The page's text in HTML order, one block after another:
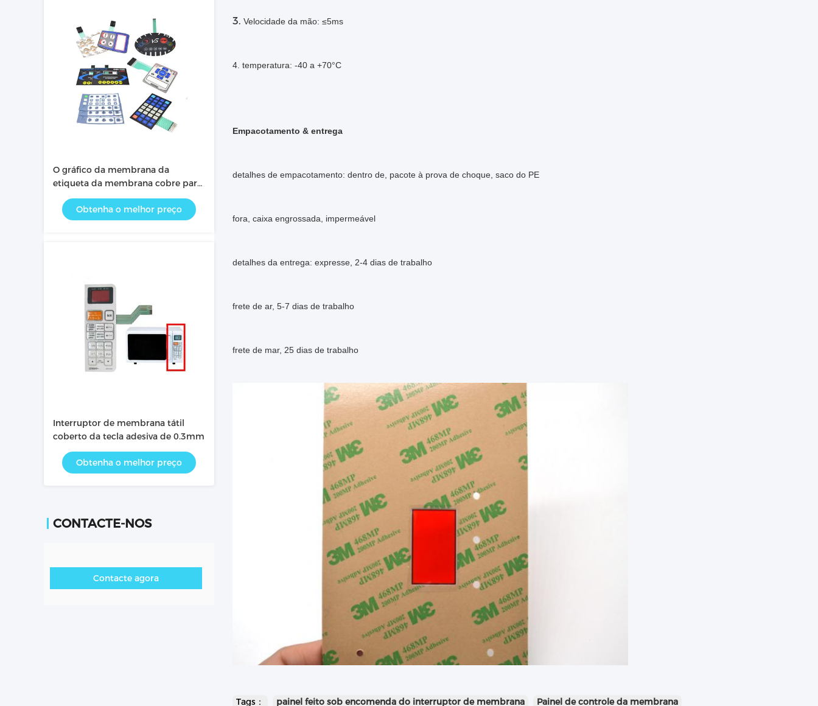
O gráfico da membrana da
etiqueta da membrana cobre para
o controlador remoto
Obtenha o melhor preço
Interruptor de membrana tátil
coberto da tecla adesiva de 0.3mm
Obtenha o melhor preço
CONTACTE-NOS
Contacte agora
3. Velocidade da mão: ≤5ms
4. temperatura: -40 a +70°C
Empacotamento & entrega
detalhes de empacotamento: dentro de, pacote à prova de choque, saco do PE
fora, caixa engrossada, impermeável
detalhes da entrega: expresse, 2-4 dias de trabalho
frete de ar, 5-7 dias de trabalho
frete de mar, 25 dias de trabalho
Tags： painel feito sob encomenda do interruptor de membrana Painel de controle da membrana